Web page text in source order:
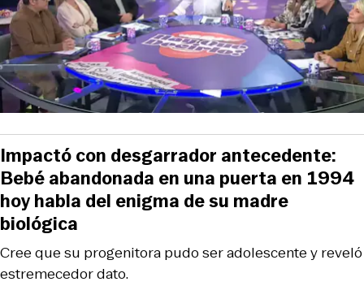
Cree que su progenitora pudo ser adolescente y reveló
estremecedor dato.
Impactó con desgarrador antecedente:
Bebé abandonada en una puerta en 1994
hoy habla del enigma de su madre
biológica